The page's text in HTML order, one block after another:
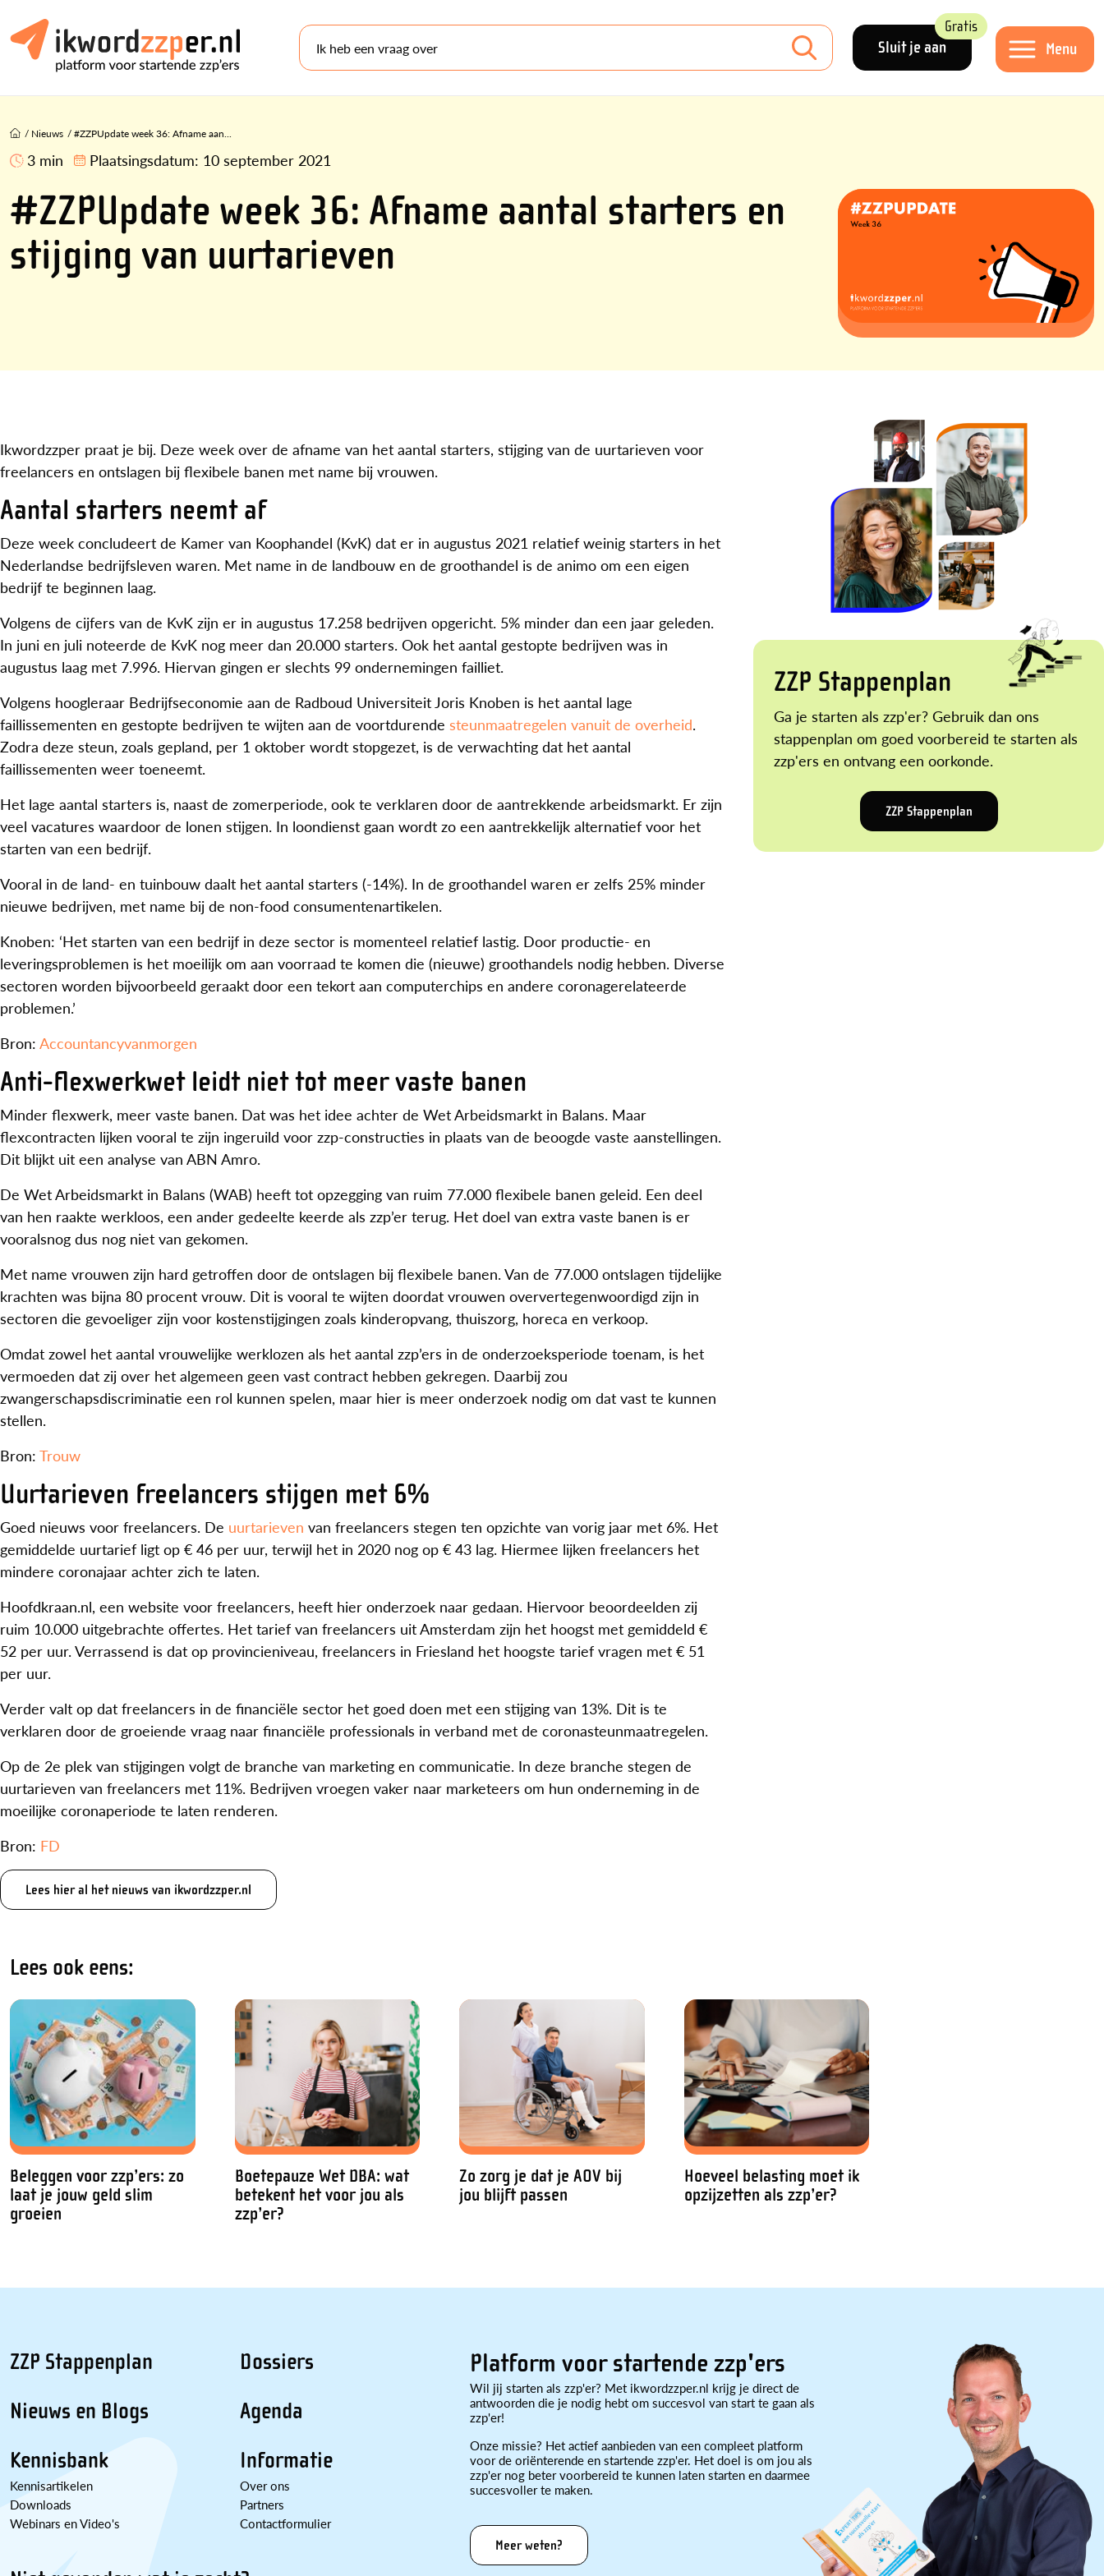
Sluit je aan
Gratis
Menu
Ik heb een vraag over
/ Nieuws /#ZZPUpdate week 36: Afname aan...
3 min Plaatsingsdatum: 10 september 2021
#ZZPUpdate week 36: Afname aantal starters en
stijging van uurtarieven
Ikwordzzper praat je bij. Deze week over de afname van het aantal starters, stijging van de uurtarieven voor
freelancers en ontslagen bij flexibele banen met name bij vrouwen.
Aantal starters neemt af
Deze week concludeert de Kamer van Koophandel (KvK) dat er in augustus 2021 relatief weinig starters in het
Nederlandse bedrijfsleven waren. Met name in de landbouw en de groothandel is de animo om een eigen
bedrijf te beginnen laag.
Volgens de cijfers van de KvK zijn er in augustus 17.258 bedrijven opgericht. 5% minder dan een jaar geleden.
In juni en juli noteerde de KvK nog meer dan 20.000 starters. Ook het aantal gestopte bedrijven was in
augustus laag met 7.996. Hiervan gingen er slechts 99 ondernemingen failliet.
Volgens hoogleraar Bedrijfseconomie aan de Radboud Universiteit Joris Knoben is het aantal lage
faillissementen en gestopte bedrijven te wijten aan de voortdurende steunmaatregelen vanuit de overheid.
Zodra deze steun, zoals gepland, per 1 oktober wordt stopgezet, is de verwachting dat het aantal
faillissementen weer toeneemt.
Het lage aantal starters is, naast de zomerperiode, ook te verklaren door de aantrekkende arbeidsmarkt. Er zijn
veel vacatures waardoor de lonen stijgen. In loondienst gaan wordt zo een aantrekkelijk alternatief voor het
starten van een bedrijf.
Vooral in de land- en tuinbouw daalt het aantal starters (-14%). In de groothandel waren er zelfs 25% minder
nieuwe bedrijven, met name bij de non-food consumentenartikelen.
Knoben: ‘Het starten van een bedrijf in deze sector is momenteel relatief lastig. Door productie- en
leveringsproblemen is het moeilijk om aan voorraad te komen die (nieuwe) groothandels nodig hebben. Diverse
sectoren worden bijvoorbeeld geraakt door een tekort aan computerchips en andere coronagerelateerde
problemen.’
Bron: Accountancyvanmorgen
Anti-flexwerkwet leidt niet tot meer vaste banen
Minder flexwerk, meer vaste banen. Dat was het idee achter de Wet Arbeidsmarkt in Balans. Maar
flexcontracten lijken vooral te zijn ingeruild voor zzp-constructies in plaats van de beoogde vaste aanstellingen.
Dit blijkt uit een analyse van ABN Amro.
De Wet Arbeidsmarkt in Balans (WAB) heeft tot opzegging van ruim 77.000 flexibele banen geleid. Een deel
van hen raakte werkloos, een ander gedeelte keerde als zzp’er terug. Het doel van extra vaste banen is er
vooralsnog dus nog niet van gekomen.
Met name vrouwen zijn hard getroffen door de ontslagen bij flexibele banen. Van de 77.000 ontslagen tijdelijke
krachten was bijna 80 procent vrouw. Dit is vooral te wijten doordat vrouwen oververtegenwoordigd zijn in
sectoren die gevoeliger zijn voor kostenstijgingen zoals kinderopvang, thuiszorg, horeca en verkoop.
Omdat zowel het aantal vrouwelijke werklozen als het aantal zzp’ers in de onderzoeksperiode toenam, is het
vermoeden dat zij over het algemeen geen vast contract hebben gekregen. Daarbij zou
zwangerschapsdiscriminatie een rol kunnen spelen, maar hier is meer onderzoek nodig om dat vast te kunnen
stellen.
Bron: Trouw
Uurtarieven freelancers stijgen met 6%
Goed nieuws voor freelancers. De uurtarieven van freelancers stegen ten opzichte van vorig jaar met 6%. Het
gemiddelde uurtarief ligt op € 46 per uur, terwijl het in 2020 nog op € 43 lag. Hiermee lijken freelancers het
mindere coronajaar achter zich te laten.
Hoofdkraan.nl, een website voor freelancers, heeft hier onderzoek naar gedaan. Hiervoor beoordeelden zij
ruim 10.000 uitgebrachte offertes. Het tarief van freelancers uit Amsterdam zijn het hoogst met gemiddeld €
52 per uur. Verrassend is dat op provincieniveau, freelancers in Friesland het hoogste tarief vragen met € 51
per uur.
Verder valt op dat freelancers in de financiële sector het goed doen met een stijging van 13%. Dit is te
verklaren door de groeiende vraag naar financiële professionals in verband met de coronasteunmaatregelen.
Op de 2e plek van stijgingen volgt de branche van marketing en communicatie. In deze branche stegen de
uurtarieven van freelancers met 11%. Bedrijven vroegen vaker naar marketeers om hun onderneming in de
moeilijke coronaperiode te laten renderen.
Bron: FD
Lees hier al het nieuws van ikwordzzper.nl
ZZP Stappenplan
Ga je starten als zzp'er? Gebruik dan ons
stappenplan om goed voorbereid te starten als
zzp'ers en ontvang een oorkonde.
ZZP Stappenplan
Lees ook eens:
Beleggen voor zzp’ers: zo
laat je jouw geld slim
groeien
Boetepauze Wet DBA: wat
betekent het voor jou als
zzp’er?
Zo zorg je dat je AOV bij
jou blijft passen
Hoeveel belasting moet ik
opzijzetten als zzp’er?
ZZP Stappenplan
Nieuws en Blogs
Kennisbank
Kennisartikelen
Downloads
Webinars en Video's
Dossiers
Agenda
Informatie
Over ons
Partners
Contactformulier
Platform voor startende zzp'ers
Wil jij starten als zzp'er? Met ikwordzzper.nl krijg je direct de
antwoorden die je nodig hebt om succesvol van start te gaan als
zzp'er!
Onze missie? Het actief aanbieden van een compleet platform
voor de oriënterende en startende zzp'er. Het doel is om jou als
zzp'er nog beter voorbereid te kunnen laten starten en daarmee
succesvoller te maken.
Meer weten?